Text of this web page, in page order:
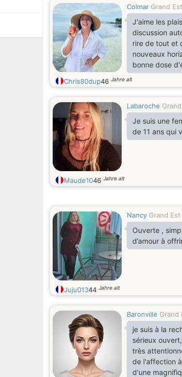
Colmar Grand Est
J'aime les
discussion
rire de tout et
nouveaux
bonne dose
de sincère,
moments et
devrait bien
Chris80dup46 Jahre alt
Labaroche
Je suis une
de 11 ans qui
Maude1046 Jahre alt
Nancy Grand Est
Ouverte ,
d’amour à
Juju01344 Jahre alt
Baronville Grand
je suis à la
sérieux
très
de l'affection
d'une